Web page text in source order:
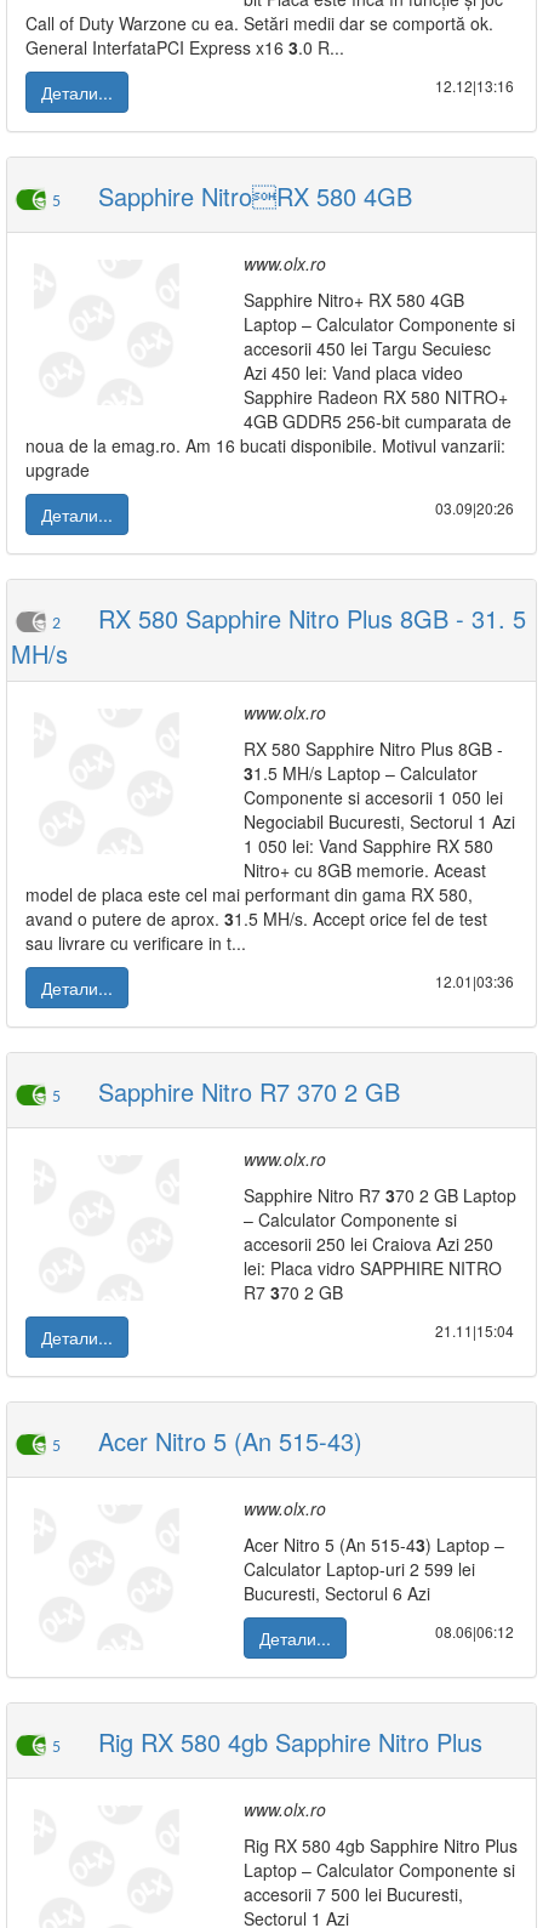
Call of Duty Warzone cu ea. Setări medii dar se comportă ok.
General InterfataPCI Express x16 3.0 R...
Детали...
12.12|13:16
5 Sapphire NitroRX 580 4GB
www.olx.ro
Sapphire Nitro+ RX 580 4GB
Laptop – Calculator Componente si
accesorii 450 lei Targu Secuiesc
Azi 450 lei: Vand placa video
Sapphire Radeon RX 580 NITRO+
4GB GDDR5 256-bit cumparata de
noua de la emag.ro. Am 16 bucati disponibile. Motivul vanzarii:
upgrade
Детали...
03.09|20:26
2
RX 580 Sapphire Nitro Plus 8GB - 31. 5
MH/s
www.olx.ro
RX 580 Sapphire Nitro Plus 8GB -
31.5 MH/s Laptop – Calculator
Componente si accesorii 1 050 lei
Negociabil Bucuresti, Sectorul 1 Azi
1 050 lei: Vand Sapphire RX 580
Nitro+ cu 8GB memorie. Aceast
model de placa este cel mai performant din gama RX 580,
avand o putere de aprox. 31.5 MH/s. Accept orice fel de test
sau livrare cu verificare in t...
Детали...
12.01|03:36
5 Sapphire Nitro R7 370 2 GB
www.olx.ro
Sapphire Nitro R7 370 2 GB Laptop
– Calculator Componente si
accesorii 250 lei Craiova Azi 250
lei: Placa vidro SAPPHIRE NITRO
R7 370 2 GB
Детали...
21.11|15:04
5 Acer Nitro 5 (An 515-43)
www.olx.ro
Acer Nitro 5 (An 515-43) Laptop –
Calculator Laptop-uri 2 599 lei
Bucuresti, Sectorul 6 Azi
Детали...
08.06|06:12
5 Rig RX 580 4gb Sapphire Nitro Plus
www.olx.ro
Rig RX 580 4gb Sapphire Nitro Plus
Laptop – Calculator Componente si
accesorii 7 500 lei Bucuresti,
Sectorul 1 Azi